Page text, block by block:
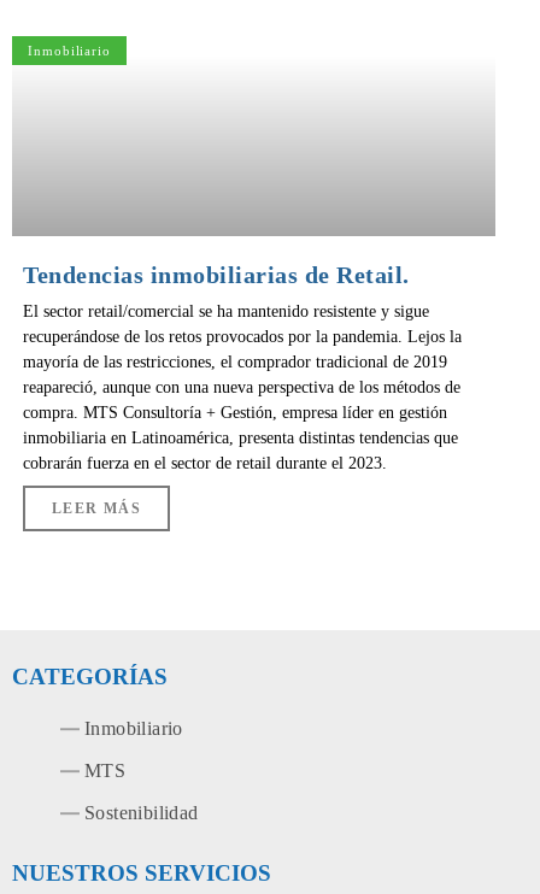
Inmobiliario
Tendencias inmobiliarias de Retail.
El sector retail/comercial se ha mantenido resistente y sigue
recuperándose de los retos provocados por la pandemia. Lejos la
mayoría de las restricciones, el comprador tradicional de 2019
reapareció, aunque con una nueva perspectiva de los métodos de
compra. MTS Consultoría + Gestión, empresa líder en gestión
inmobiliaria en Latinoamérica, presenta distintas tendencias que
cobrarán fuerza en el sector de retail durante el 2023.
LEER MÁS
CATEGORÍAS
Inmobiliario
MTS
Sostenibilidad
NUESTROS SERVICIOS